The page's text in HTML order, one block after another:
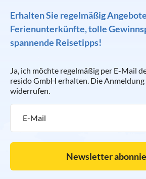
Erhalten Sie regelmäßig
Ferienunterkünfte, tolle
spannende Reisetipps!
Ja, ich möchte regelmäßig per E-Mail
resido GmbH erhalten. Die
widerrufen.
Newsletter